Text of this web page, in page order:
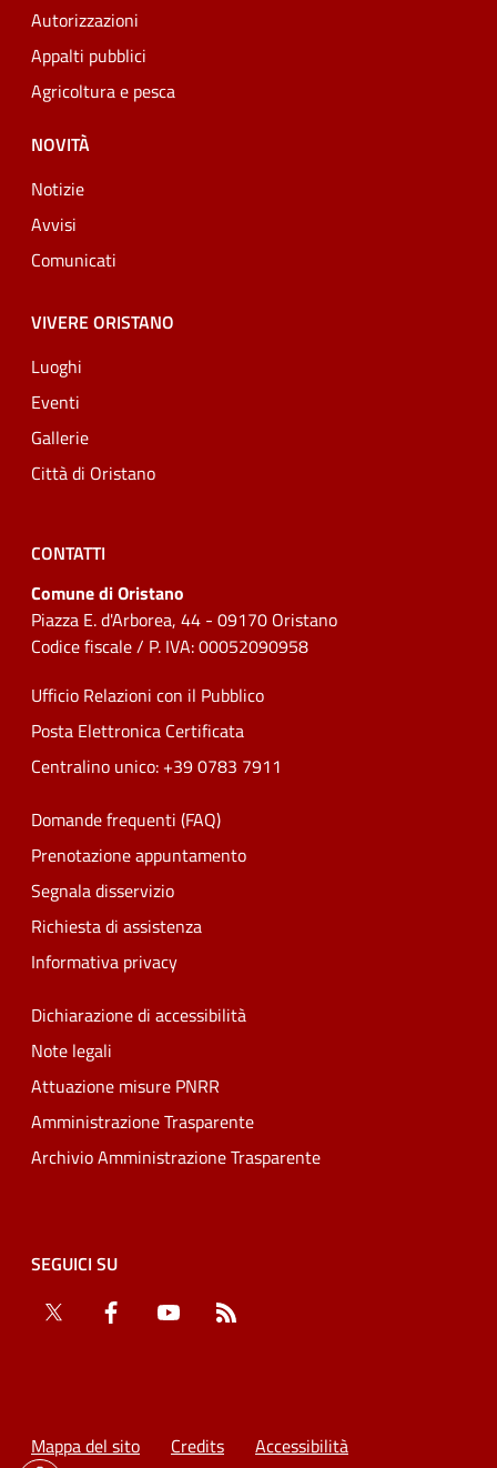
Autorizzazioni
Appalti pubblici
Agricoltura e pesca
NOVITÀ
Notizie
Avvisi
Comunicati
VIVERE ORISTANO
Luoghi
Eventi
Gallerie
Città di Oristano
CONTATTI
Comune di Oristano
Piazza E. d'Arborea, 44 - 09170 Oristano
Codice fiscale / P. IVA: 00052090958
Ufficio Relazioni con il Pubblico
Posta Elettronica Certificata
Centralino unico: +39 0783 7911
Domande frequenti (FAQ)
Prenotazione appuntamento
Segnala disservizio
Richiesta di assistenza
Informativa privacy
Dichiarazione di accessibilità
Note legali
Attuazione misure PNRR
Amministrazione Trasparente
Archivio Amministrazione Trasparente
SEGUICI SU
Twitter
Facebook YouTube
Mappa del sito Credits Accessibilità